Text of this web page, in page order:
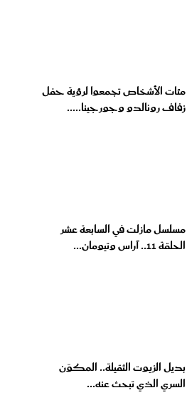
مئات الأشخاص تجمعوا لرؤية حفل
زفاف رونالدو وجورجينا.....
مسلسل مازلت في السابعة عشر
الحلقة 11.. آراس وتيومان...
بديل الزيوت الثقيلة.. المكوّن
السري الذي تبحث عنه...